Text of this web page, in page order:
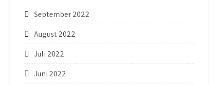
September 2022
August 2022
Juli 2022
Juni 2022